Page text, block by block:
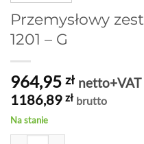
Przemysłowy
1201 – G
964,95 zł netto+VAT
1186,89 zł brutto
Na stanie